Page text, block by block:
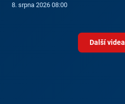
8. srpna 2026 08:00
Další videa